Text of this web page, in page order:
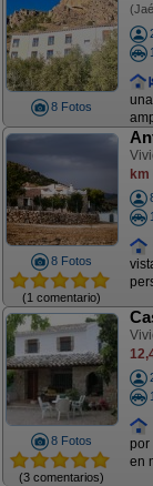
8 Fotos
8 Fotos
(1 comentario)
km
8 Fotos
(3 comentarios)
por
en